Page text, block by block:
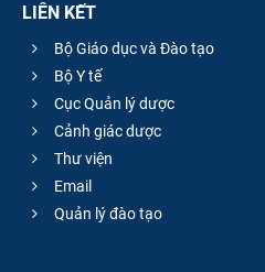
LIÊN KẾT
Bộ Giáo dục và Đào tạo
Bộ Y tế
Cục Quản lý dược
Cảnh giác dược
Thư viện
Email
Quản lý đào tạo